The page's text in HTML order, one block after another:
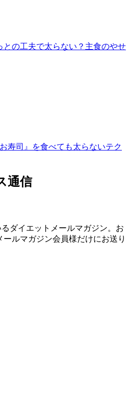
との工夫で太らない？主食のやせ
寿司』を食べても太らないテク
通信
ダイエットメールマガジン。お
ルマガジン会員様だけにお送り